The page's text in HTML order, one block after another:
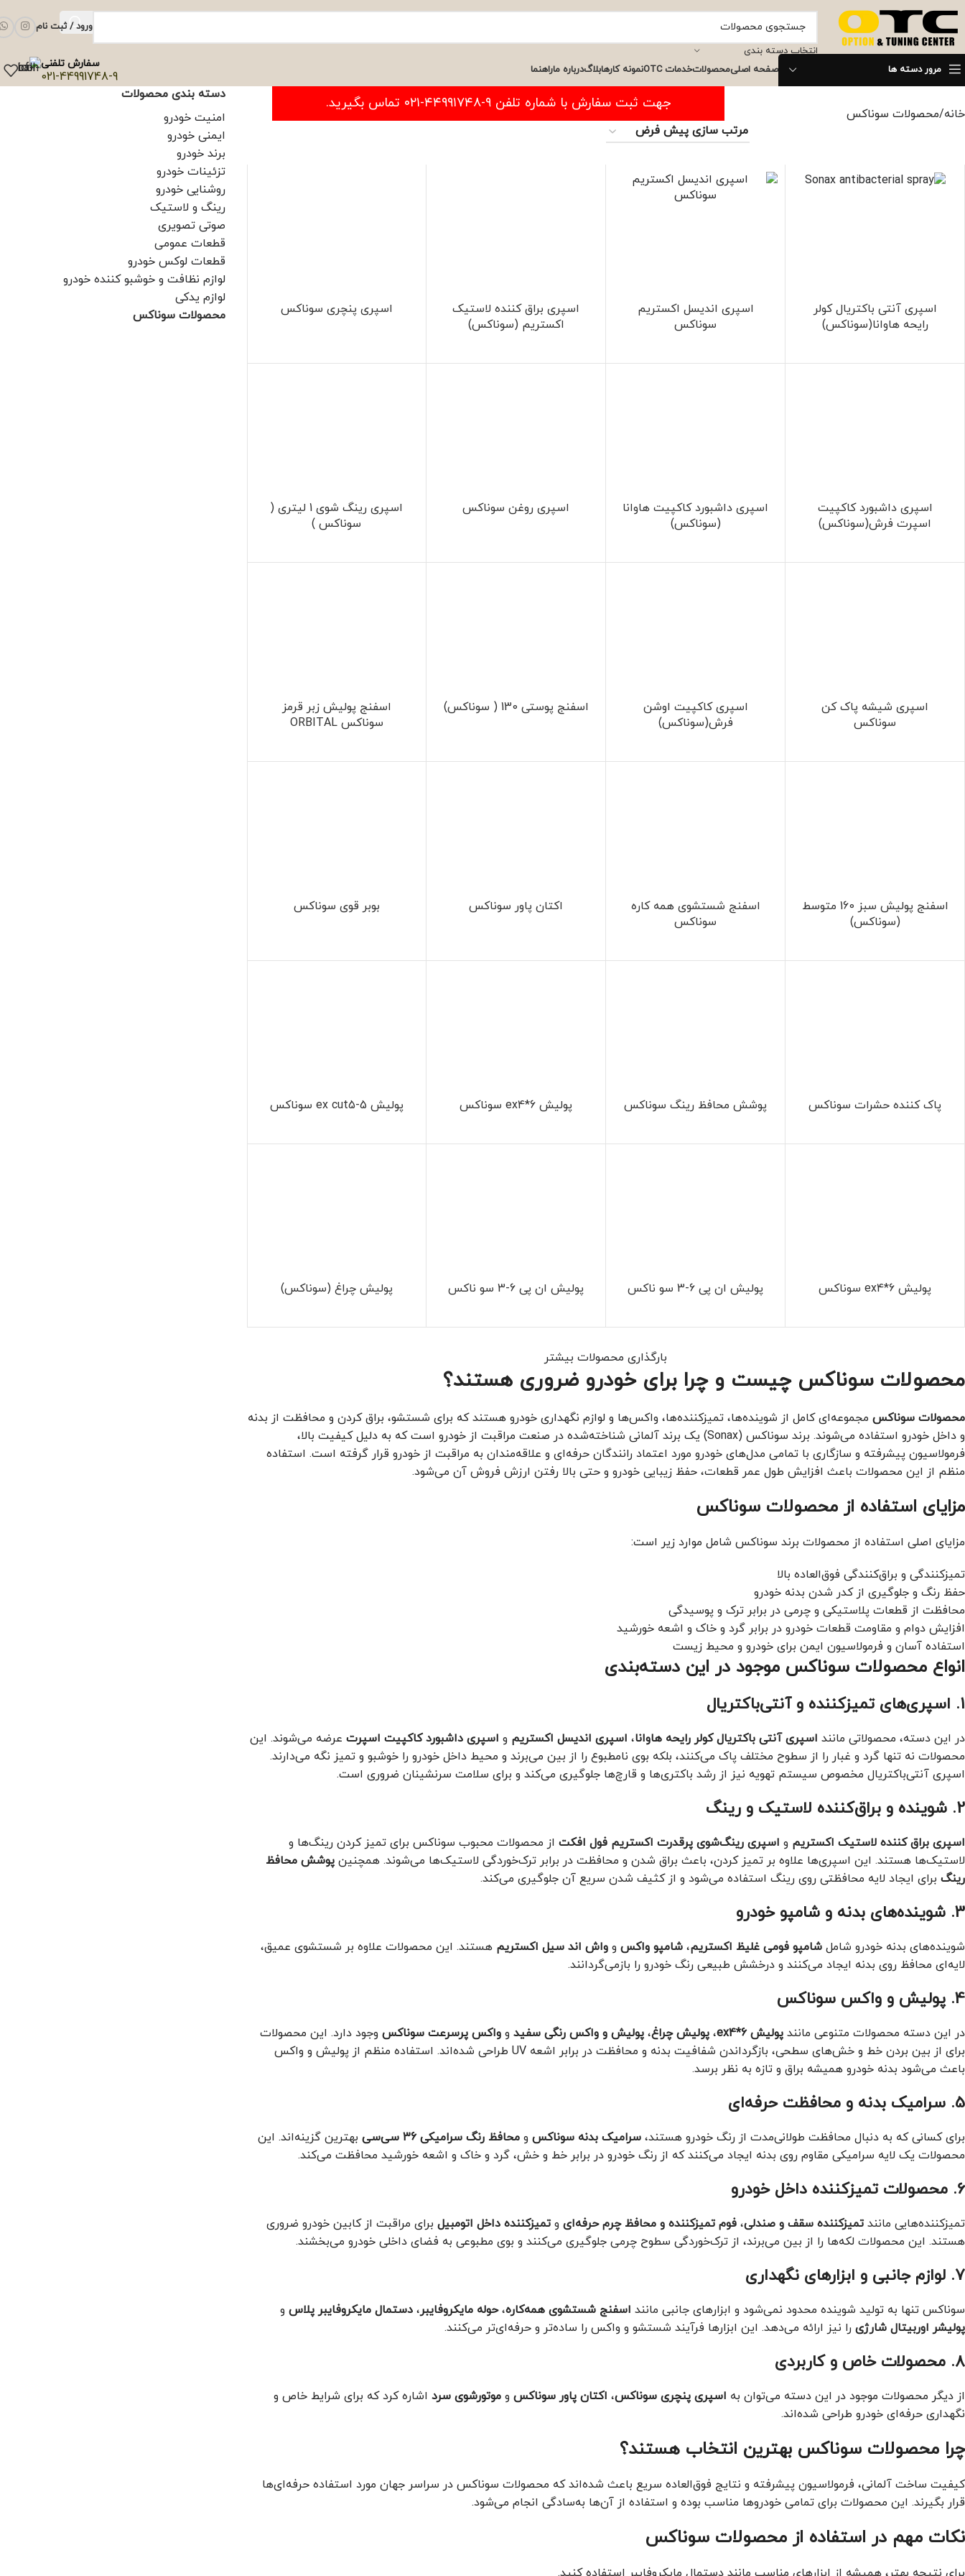
انتخاب دسته بندی
ورود / ثبت نام
مرور دسته ها صفحه اصلیمحصولاتخدمات OTC نمونه کارهابلاگدرباره ماراهنما سفارش تلفنی
021-44991748-9
خانه محصولات سوناکس
جهت ثبت سفارش با شماره تلفن ۹-۴۴۹۹۱۷۴۸-۰۲۱ تماس بگیرید.
اسپری آنتی باکتریال کولر
رایحه هاوانا(سوناکس)
اسپری اندیسل اکستریم
سوناکس
اسپری براق کننده لاستیک
اکستریم (سوناکس)
اسپری پنچری سوناکس
اسپری داشبورد کاکپیت
اسپرت فرش(سوناکس)
اسپری داشبورد کاکپیت هاوانا
(سوناکس)
اسپری روغن سوناکس
اسپری رینگ شوی 1 لیتری (
سوناکس )
اسپری شیشه پاک کن
سوناکس
اسپری کاکپیت اوشن
فرش(سوناکس)
اسفنج پوستی 130 ( سوناکس)
اسفنج پولیش زبر قرمز
سوناکس ORBITAL
اسفنج پولیش سبز 160 متوسط
(سوناکس)
اسفنج شستشوی همه کاره
سوناکس
اکتان پاور سوناکس بوبر قوی سوناکس
پاک کننده حشرات سوناکس پوشش محافظ رینگ سوناکس پولیش ex4*6 سوناکس پولیش ex cut5-5 سوناکس
پولیش ex4*6 سوناکس پولیش ان پی 6-3 سو ناکس پولیش ان پی 6-3 سو ناکس پولیش چراغ (سوناکس)
بارگذاری محصولات بیشتر
محصولات سوناکس چیست و چرا برای خودرو ضروری هستند؟
محصولات سوناکس مجموعه‌ای کامل از شوینده‌ها، تمیزکننده‌ها، واکس‌ها و لوازم نگهداری خودرو هستند که برای شستشو، براق کردن و محافظت از بدنه
و داخل خودرو استفاده می‌شوند. برند سوناکس (Sonax) یک برند آلمانی شناخته‌شده در صنعت مراقبت از خودرو است که به دلیل کیفیت بالا،
فرمولاسیون پیشرفته و سازگاری با تمامی مدل‌های خودرو مورد اعتماد رانندگان حرفه‌ای و علاقه‌مندان به مراقبت از خودرو قرار گرفته است. استفاده
منظم از این محصولات باعث افزایش طول عمر قطعات، حفظ زیبایی خودرو و حتی بالا رفتن ارزش فروش آن می‌شود.
مزایای استفاده از محصولات سوناکس
مزایای اصلی استفاده از محصولات برند سوناکس شامل موارد زیر است:
تمیزکنندگی و براق‌کنندگی فوق‌العاده بالا
حفظ رنگ و جلوگیری از کدر شدن بدنه خودرو
محافظت از قطعات پلاستیکی و چرمی در برابر ترک و پوسیدگی
افزایش دوام و مقاومت قطعات خودرو در برابر گرد و خاک و اشعه خورشید
استفاده آسان و فرمولاسیون ایمن برای خودرو و محیط زیست
انواع محصولات سوناکس موجود در این دسته‌بندی
1. اسپری‌های تمیزکننده و آنتی‌باکتریال
در این دسته، محصولاتی مانند اسپری آنتی باکتریال کولر رایحه هاوانا، اسپری اندیسل اکستریم و اسپری داشبورد کاکپیت اسپرت عرضه می‌شوند. این
محصولات نه تنها گرد و غبار را از سطوح مختلف پاک می‌کنند، بلکه بوی نامطبوع را از بین می‌برند و محیط داخل خودرو را خوشبو و تمیز نگه می‌دارند.
اسپری آنتی‌باکتریال مخصوص سیستم تهویه نیز از رشد باکتری‌ها و قارچ‌ها جلوگیری می‌کند و برای سلامت سرنشینان ضروری است.
2. شوینده و براق‌کننده لاستیک و رینگ
اسپری براق کننده لاستیک اکستریم و اسپری رینگ‌شوی پرقدرت اکستریم فول افکت از محصولات محبوب سوناکس برای تمیز کردن رینگ‌ها و
لاستیک‌ها هستند. این اسپری‌ها علاوه بر تمیز کردن، باعث براق شدن و محافظت در برابر ترک‌خوردگی لاستیک‌ها می‌شوند. همچنین پوشش محافظ
رینگ برای ایجاد لایه محافظتی روی رینگ استفاده می‌شود و از کثیف شدن سریع آن جلوگیری می‌کند.
3. شوینده‌های بدنه و شامپو خودرو
شوینده‌های بدنه خودرو شامل شامپو فومی غلیظ اکستریم، شامپو واکس و واش اند سیل اکستریم هستند. این محصولات علاوه بر شستشوی عمیق،
لایه‌ای محافظ روی بدنه ایجاد می‌کنند و درخشش طبیعی رنگ خودرو را بازمی‌گردانند.
4. پولیش و واکس سوناکس
در این دسته محصولات متنوعی مانند پولیش ex4*6 ، پولیش چراغ، پولیش و واکس رنگی سفید و واکس پرسرعت سوناکس وجود دارد. این محصولات
برای از بین بردن خط و خش‌های سطحی، بازگرداندن شفافیت بدنه و محافظت در برابر اشعه UV طراحی شده‌اند. استفاده منظم از پولیش و واکس
باعث می‌شود بدنه خودرو همیشه براق و تازه به نظر برسد.
5. سرامیک بدنه و محافظت حرفه‌ای
برای کسانی که به دنبال محافظت طولانی‌مدت از رنگ خودرو هستند، سرامیک بدنه سوناکس و محافظ رنگ سرامیکی 36 سی‌سی
بهترین گزینه‌اند. این
محصولات یک لایه سرامیکی مقاوم روی بدنه ایجاد می‌کنند که از رنگ خودرو در برابر خط و خش، گرد و خاک و اشعه خورشید محافظت می‌کند.
6. محصولات تمیزکننده داخل خودرو
تمیزکننده‌هایی مانند تمیزکننده سقف و صندلی، فوم تمیزکننده و محافظ چرم حرفه‌ای و تمیزکننده داخل اتومبیل برای مراقبت از کابین خودرو ضروری
هستند. این محصولات لکه‌ها را از بین می‌برند، از ترک‌خوردگی سطوح چرمی جلوگیری می‌کنند و بوی مطبوعی به فضای داخلی خودرو می‌بخشند.
7. لوازم جانبی و ابزارهای نگهداری
سوناکس تنها به تولید شوینده محدود نمی‌شود و ابزارهای جانبی مانند اسفنج شستشوی همه‌کاره،حوله مایکروفایبر، دستمال مایکروفایبر پلاس و
پولیشر اوربیتال شارژی را نیز ارائه می‌دهد. این ابزارها فرآیند شستشو و واکس را ساده‌تر و حرفه‌ای‌تر می‌کنند.
8. محصولات خاص و کاربردی
از دیگر محصولات موجود در این دسته می‌توان به اسپری پنچری سوناکس، اکتان پاور سوناکس و موتورشوی سرد اشاره کرد که برای شرایط خاص و
نگهداری حرفه‌ای خودرو طراحی شده‌اند.
چرا محصولات سوناکس بهترین انتخاب هستند؟
کیفیت ساخت آلمانی، فرمولاسیون پیشرفته و نتایج فوق‌العاده سریع باعث شده‌اند که محصولات سوناکس در سراسر جهان مورد استفاده حرفه‌ای‌ها
قرار بگیرند. این محصولات برای تمامی خودروها مناسب بوده و استفاده از آن‌ها به‌سادگی انجام می‌شود.
نکات مهم در استفاده از محصولات سوناکس
دسته بندی محصولات
امنیت خودرو
ایمنی خودرو
برند خودرو
تزئینات خودرو
روشنایی خودرو
رینگ و لاستیک
صوتی تصویری
قطعات عمومی
قطعات لوکس خودرو
لوازم نظافت و خوشبو کننده خودرو
لوازم یدکی
محصولات سوناکس